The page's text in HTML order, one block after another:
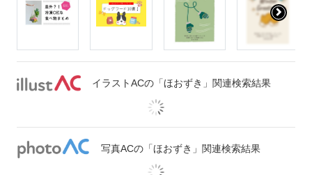
イラストACの「ほおずき」関連検索結果
写真ACの「ほおずき」関連検索結果